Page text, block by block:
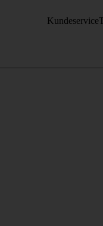
Kundeservice